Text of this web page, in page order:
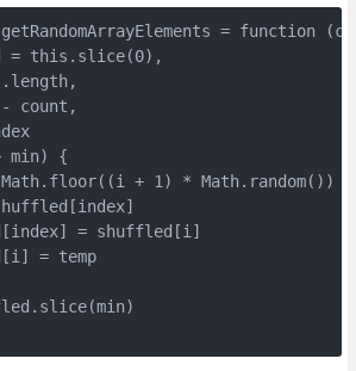
= function
= this.slice(0),
count,
min) {
+ 1) * Math.random())
= shuffled[i]
= temp